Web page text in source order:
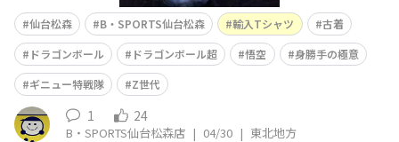
仙台松森 B・SPORTS仙台松森 輸入Tシャツ
古着
ドラゴンボール
ドラゴンボール超 悟空
身勝手の極意
ギニュー特戦隊
Z世代
1 24
B・SPORTS仙台松森店 | 04/30 | 東北地方